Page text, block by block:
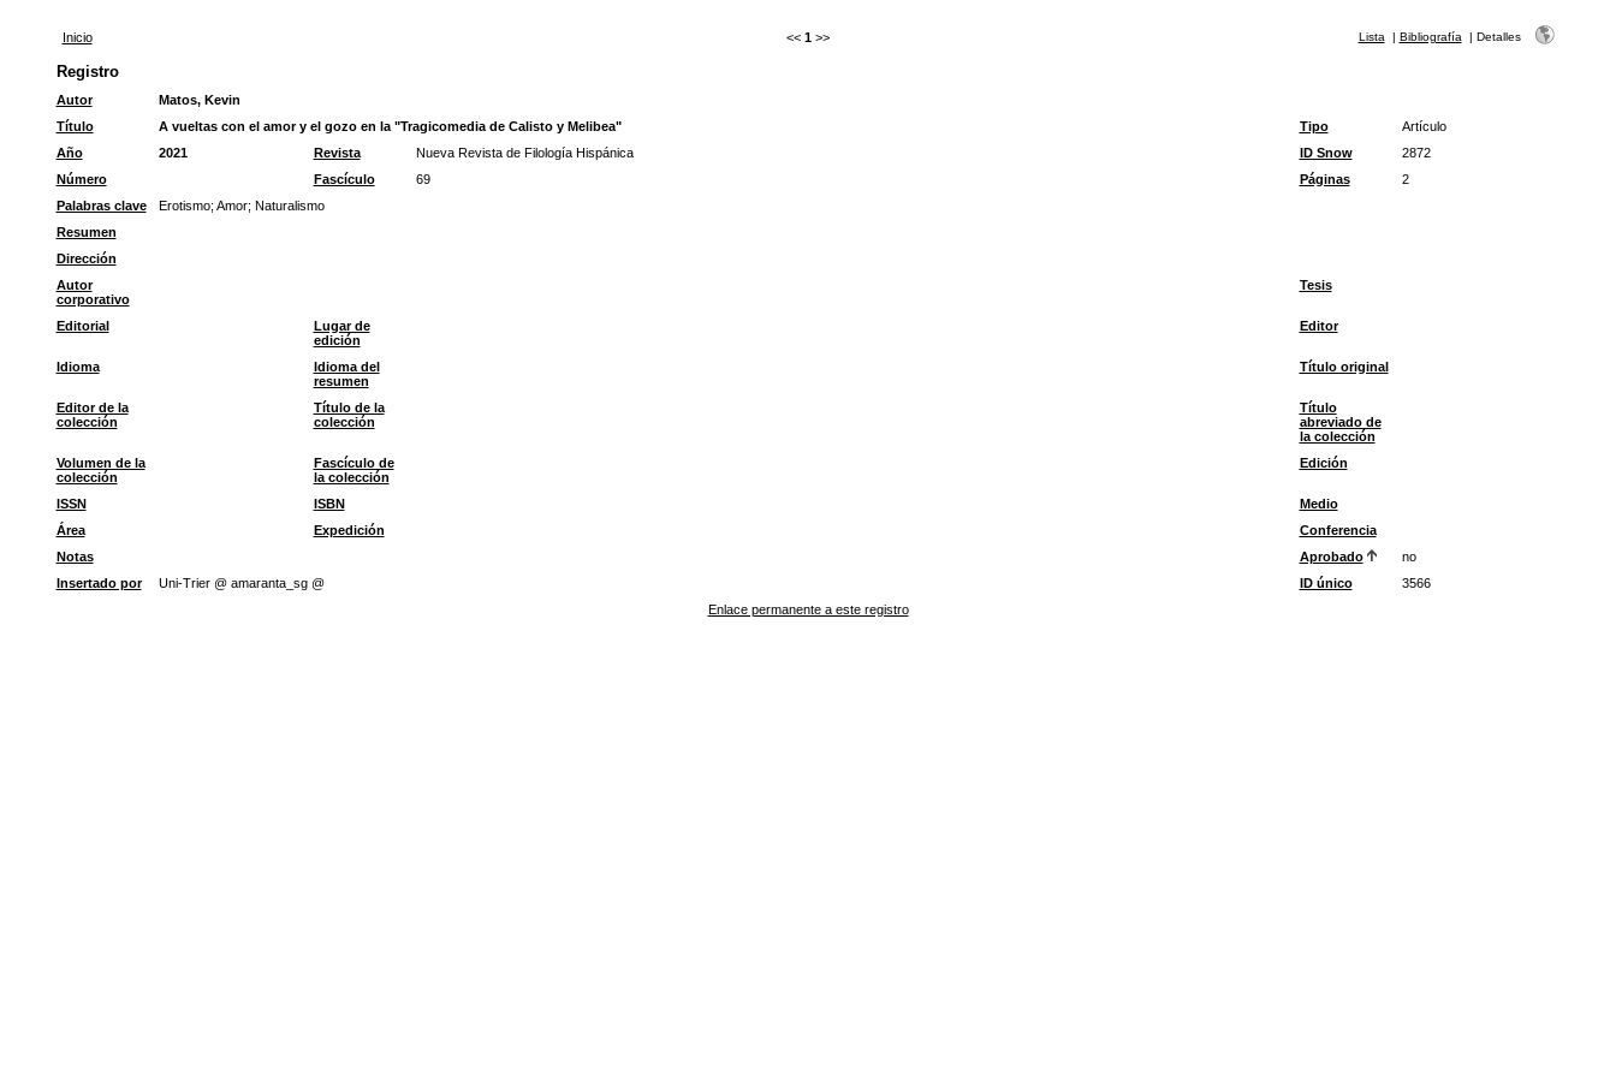
Inicio << 1 >> Lista | Bibliografía | Detalles
Registro
Autor
Matos, Kevin
Título
A vueltas con el amor y el gozo en la "Tragicomedia de Calisto y Melibea" Tipo
Artículo
Año
2021 Revista Nueva Revista de Filología Hispánica ID Snow
2872
Número
Fascículo 69 Páginas
2
Palabras clave
Erotismo; Amor; Naturalismo
Resumen
Dirección
Autor
corporativo
Tesis
Editorial
Lugar de
edición
Editor
Idioma
Idioma del
resumen
Título original
Editor de la
colección
Título de la
colección
Título
abreviado de
la colección
Volumen de la
colección
Fascículo de
la colección
Edición
ISSN ISBN
Medio
Área
Expedición
Conferencia
Notas
Aprobado
no
Insertado por
Uni-Trier @ amaranta_sg @ ID único
3566
Enlace permanente a este registro